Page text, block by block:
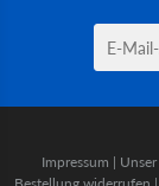
Impressum |